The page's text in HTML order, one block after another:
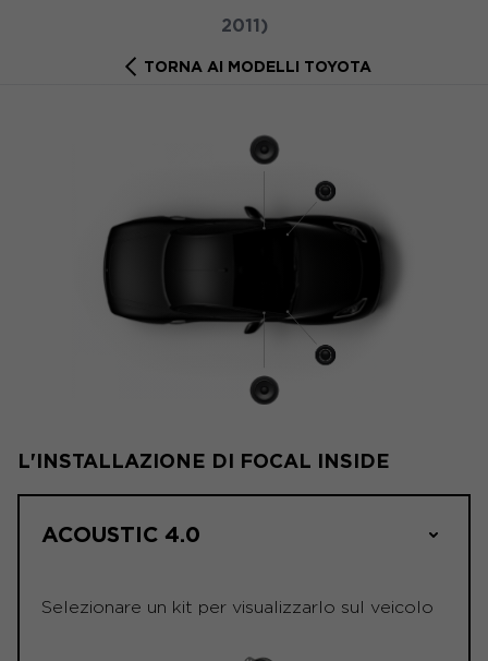
2011)
TORNA AI MODELLI TOYOTA
L'INSTALLAZIONE DI FOCAL INSIDE
ACOUSTIC 4.0
Selezionare un kit per visualizzarlo sul veicolo